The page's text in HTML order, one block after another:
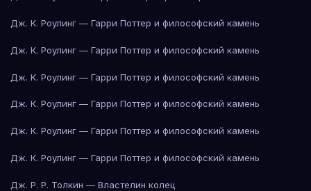
Дж. К. Роулинг — Гарри Поттер и философский камень
Дж. К. Роулинг — Гарри Поттер и философский камень
Дж. К. Роулинг — Гарри Поттер и философский камень
Дж. К. Роулинг — Гарри Поттер и философский камень
Дж. К. Роулинг — Гарри Поттер и философский камень
Дж. К. Роулинг — Гарри Поттер и философский камень
Дж. Р. Р. Толкин — Властелин колец